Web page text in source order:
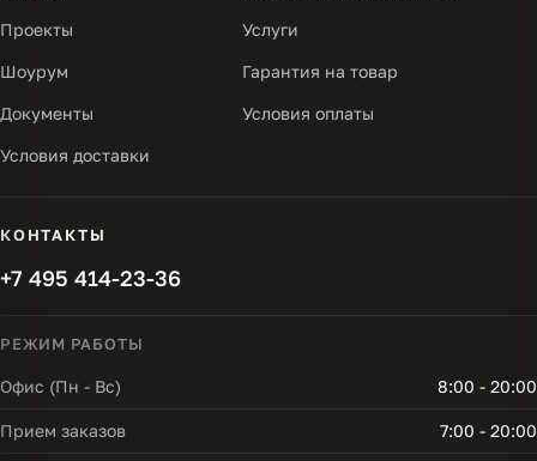
Проекты Услуги
Шоурум Гарантия на товар
Документы Условия оплаты
Условия доставки
КОНТАКТЫ
+7 495 414-23-36
РЕЖИМ РАБОТЫ
Офис (Пн - Вс) 8:00 - 20:00
Прием заказов 7:00 - 20:00